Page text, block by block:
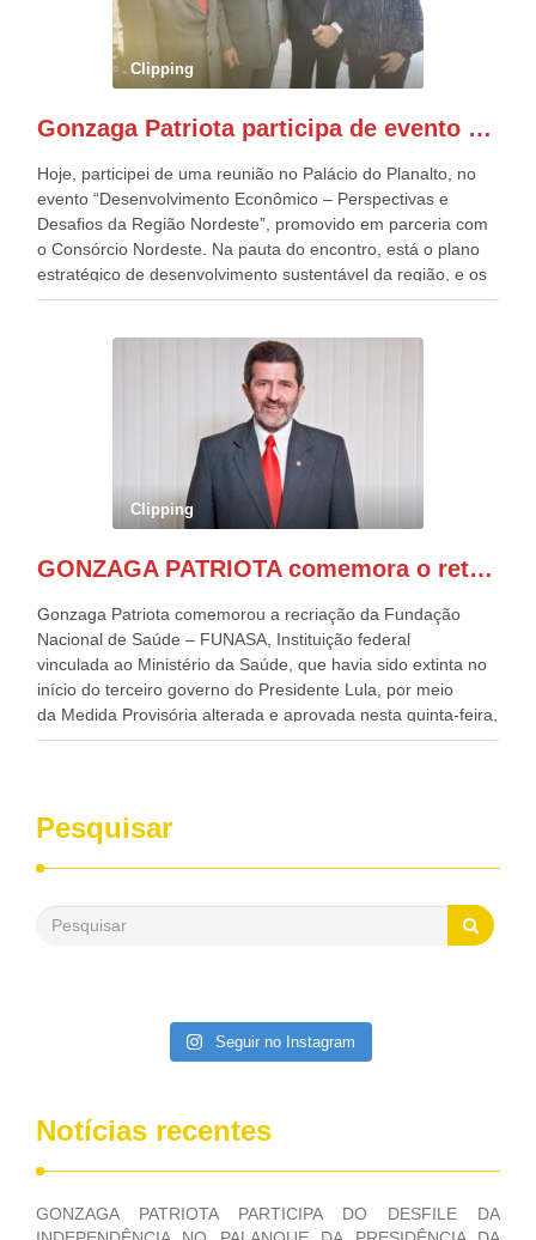
Esplanada dos Ministérios, em Brasília. Este ano, o governo
preparou espaços com cadeiras e coberturas, para 30.000
pessoas, só que o número de Patriotas Brasileiros
Independentes, dobrou na Esplanada. Eu, Lula e os
Patriota.
Clipping
Gonzaga Patriota participa de evento em prol do desenvolvimento do Nordeste
Hoje, participei de uma reunião no Palácio do Planalto, no
evento “Desenvolvimento Econômico – Perspectivas e
Desafios da Região Nordeste”, promovido em parceria com
o Consórcio Nordeste. Na pauta do encontro, está o plano
estratégico de desenvolvimento sustentável da região, e os
desafios para a elaboração de políticas públicas, que
evento contou com a presença do Vice-presidente Geraldo
Alckmin, que também ocupa o Ministério do
Desenvolvimento, Indústria, Comércio e Serviços, o ex
governador de Pernambuco, agora Presidente do Banco do
Nordeste, Paulo Câmara, o ex Deputado Federal, e
atualmente Superintendente da SUDENE, Danilo Cabral, da
Governadora de Pernambuco, Raquel Lyra, os ministros da
Casa Civil, Rui Costa, e da Integração e do Desenvolvimento
de todo Nordeste que também ajudam a fomentar o
Clipping
GONZAGA PATRIOTA comemora o retorno da FUNASA
Gonzaga Patriota comemorou a recriação da Fundação
Nacional de Saúde – FUNASA, Instituição federal
vinculada ao Ministério da Saúde, que havia sido extinta no
início do terceiro governo do Presidente Lula, por meio
da Medida Provisória alterada e aprovada nesta quinta-feira,
pelo Congresso Nacional. Gonzaga Patriota disse hoje em
desenvolvimento dos seus municípios e, somente o ano
passado, essa Fundação distribuiu mais de três bilhões de
reais, com suas maravilhosas ações, dentre alas, mais de
saneamento básico, em pequenas comunidades rurais.
Patriota disse ainda que, mesmo sem mandato,
Pesquisar
Seguir no Instagram
Notícias recentes
GONZAGA PATRIOTA PARTICIPA DO DESFILE DA